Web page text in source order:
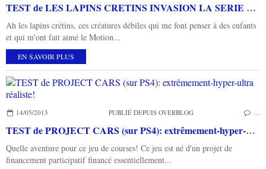
TEST de LES LAPINS CRETINS INVASION LA SERIE TV INTERACTIVE (sur XBOX ONE): que pour les jeunes fans de ces lapins...
Ah les lapins crétins, ces créatures débiles qui me font penser à des enfants
et qui m'ont fait aimé le Motion...
EN SAVOIR PLUS
14/05/2015 PUBLIÉ DEPUIS OVERBLOG …
TEST de PROJECT CARS (sur PS4): extrêmement-hyper-ultra réaliste!
Quelle aventure pour ce jeu de courses! Ce jeu est né d'un projet de
financement participatif financé essentiellement...